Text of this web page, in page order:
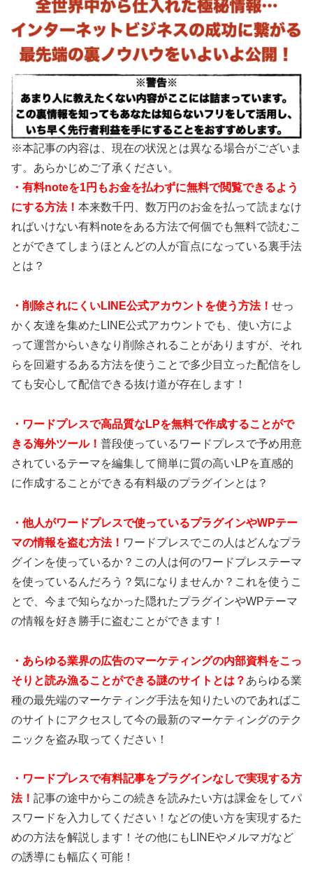
※本記事の内容は、現在の状況とは異なる場合がございま
す。あらかじめご了承ください。
・有料noteを1円もお金を払わずに無料で閲覧できるよう
にする方法！ 本来数千円、数万円のお金を払って読まなけ
ればいけない有料noteをある方法で何個でも無料で読むこ
とができてしまうほとんどの人が盲点になっている裏手法
とは？
・ 削除されにくいLINE公式アカウントを使う方法！ せっ
かく友達を集めたLINE公式アカウントでも、使い方によ
って運営からいきなり削除されることがありますが、それ
らを回避するある方法を使うことで多少目立った配信をし
ても安心して配信できる抜け道が存在します！
・ ワードプレスで高品質なLPを無料で作成することがで
きる海外ツール！ 普段使っているワードプレスで予め用意
されているテーマを編集して簡単に質の高いLPを直感的
に作成することができる有料級のプラグインとは？
・ 他人がワードプレスで使っているプラグインやWPテー
マの情報を盗む方法！ ワードプレスでこの人はどんなプラ
グインを使っているか？この人は何のワードプレステーマ
を使っているんだろう？気になりませんか？これを使うこ
とで、今まで知らなかった隠れたプラグインやWPテーマ
の情報を好き勝手に盗むことができます！
・あらゆる業界の広告のマーケティングの内部資料をこっ
そりと読み漁ることができる謎のサイトとは？ あらゆる業
種の最先端のマーケティング手法を知りたいのであればこ
のサイトにアクセスして今の最新のマーケティングのテク
ニックを盗み取ってください！
・ワードプレスで有料記事をプラグインなしで実現する方
法！ 記事の途中からこの続きを読みたい方は課金をしてパ
スワードを入力してください！などの使い方を実現するた
めの方法を解説します！その他にもLINEやメルマガなど
の誘導にも幅広く可能！